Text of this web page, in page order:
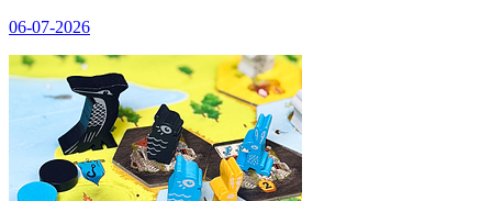
06-07-2026